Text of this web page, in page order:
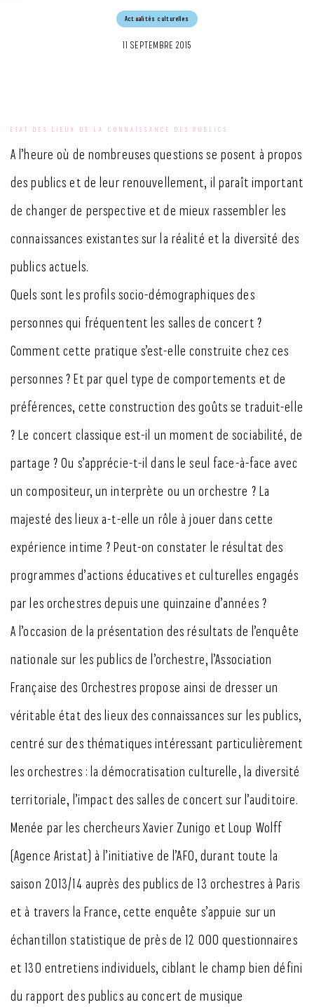
Actualités culturelles
11 SEPTEMBRE 2015
ETAT DES LIEUX DE LA CONNAISSANCE DES PUBLICS
A l’heure où de nombreuses questions se posent à propos
des publics et de leur renouvellement, il paraît important
de changer de perspective et de mieux rassembler les
connaissances existantes sur la réalité et la diversité des
publics actuels.
Quels sont les profils socio-démographiques des
personnes qui fréquentent les salles de concert ?
Comment cette pratique s’est-elle construite chez ces
personnes ? Et par quel type de comportements et de
préférences, cette construction des goûts se traduit-elle
? Le concert classique est-il un moment de sociabilité, de
partage ? Ou s’apprécie-t-il dans le seul face-à-face avec
un compositeur, un interprète ou un orchestre ? La
majesté des lieux a-t-elle un rôle à jouer dans cette
expérience intime ? Peut-on constater le résultat des
programmes d’actions éducatives et culturelles engagés
par les orchestres depuis une quinzaine d’années ?
A l’occasion de la présentation des résultats de l’enquête
nationale sur les publics de l’orchestre, l’Association
Française des Orchestres propose ainsi de dresser un
véritable état des lieux des connaissances sur les publics,
centré sur des thématiques intéressant particulièrement
les orchestres : la démocratisation culturelle, la diversité
territoriale, l’impact des salles de concert sur l’auditoire.
Menée par les chercheurs Xavier Zunigo et Loup Wolff
(Agence Aristat) à l’initiative de l’AFO, durant toute la
saison 2013/14 auprès des publics de 13 orchestres à Paris
et à travers la France, cette enquête s’appuie sur un
échantillon statistique de près de 12 000 questionnaires
et 130 entretiens individuels, ciblant le champ bien défini
du rapport des publics au concert de musique